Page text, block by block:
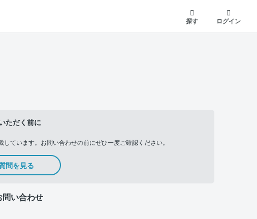
探す
ログイン
ただく前に
しています。お問い合わせの前にぜひ一度ご確認ください。
問を見る
い合わせ